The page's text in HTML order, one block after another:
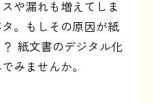
や漏れも増えてしま
。もしその原因が紙
紙文書のデジタル化
みませんか。